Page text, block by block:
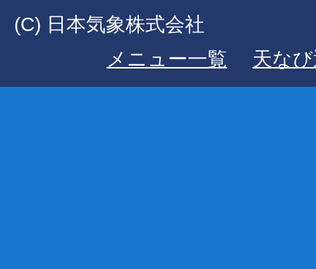
(C) 日本気象株式会社
メニュー一覧
天な